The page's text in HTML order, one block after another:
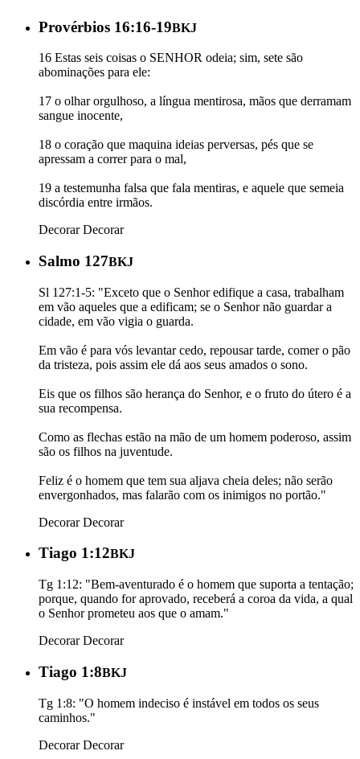
Provérbios 16:16-19BKJ
16 Estas seis coisas o ­SENHOR odeia; sim, sete são
abominações para ele:
17 o olhar orgulhoso, a língua mentirosa, mãos que derramam
sangue inocente,
18 o coração que maquina ideias perversas, pés que se
apressam a correr para o mal,
19 a testemunha falsa que fala mentiras, e aquele que semeia
discórdia entre irmãos.
Decorar Decorar
Salmo 127BKJ
Sl 127:1-5: "Exceto que o Senhor edifique a casa, trabalham
em vão aqueles que a edificam; se o Senhor não guardar a
cidade, em vão vigia o guarda.
Em vão é para vós levantar cedo, repousar tarde, comer o pão
da tristeza, pois assim ele dá aos seus amados o sono.
Eis que os filhos são herança do Senhor, e o fruto do útero é a
sua recompensa.
Como as flechas estão na mão de um homem poderoso, assim
são os filhos na juventude.
Feliz é o homem que tem sua aljava cheia deles; não serão
envergonhados, mas falarão com os inimigos no portão."
Decorar Decorar
Tiago 1:12BKJ
Tg 1:12: "Bem-aventurado é o homem que suporta a tentação;
porque, quando for aprovado, receberá a coroa da vida, a qual
o Senhor prometeu aos que o amam."
Decorar Decorar
Tiago 1:8BKJ
Tg 1:8: "O homem indeciso é instável em todos os seus
caminhos."
Decorar Decorar